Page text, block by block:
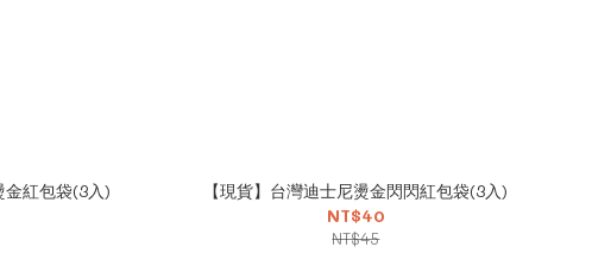
金紅包袋(3入)
【現貨】台灣迪士尼燙金閃閃紅包袋(3入)
NT$40
NT$45